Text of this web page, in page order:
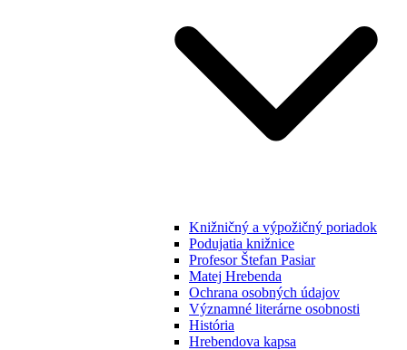
Knižničný a výpožičný poriadok
Podujatia knižnice
Profesor Štefan Pasiar
Matej Hrebenda
Ochrana osobných údajov
Významné literárne osobnosti
História
Hrebendova kapsa